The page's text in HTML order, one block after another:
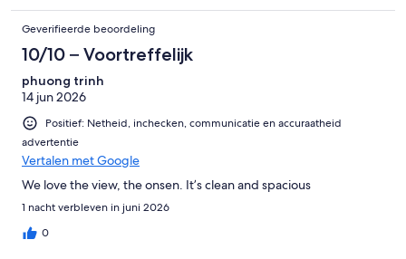
Geverifieerde beoordeling
10/10 – Voortreffelijk
phuong trinh
14 jun 2026
Positief: Netheid, inchecken, communicatie en accuraatheid
advertentie
Vertalen met Google
We love the view, the onsen. It’s clean and spacious
1 nacht verbleven in juni 2026
0